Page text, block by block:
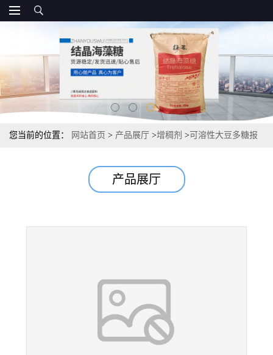
您当前的位置： 网站首页 > 产品展厅 >增稠剂 > 可溶性大豆多糖报
产品展厅